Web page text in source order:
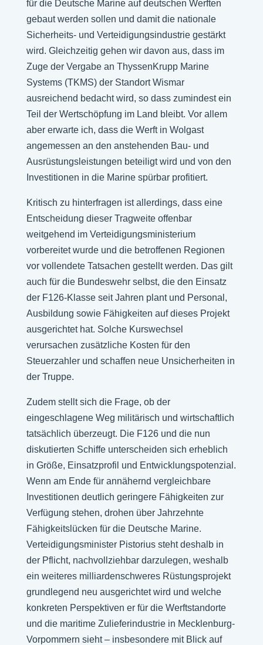
für die Deutsche Marine auf deutschen Werften
gebaut werden sollen und damit die nationale
Sicherheits- und Verteidigungsindustrie gestärkt
wird. Gleichzeitig gehen wir davon aus, dass im
Zuge der Vergabe an ThyssenKrupp Marine
Systems (TKMS) der Standort Wismar
ausreichend bedacht wird, so dass zumindest ein
Teil der Wertschöpfung im Land bleibt. Vor allem
aber erwarte ich, dass die Werft in Wolgast
angemessen an den anstehenden Bau- und
Ausrüstungsleistungen beteiligt wird und von den
Investitionen in die Marine spürbar profitiert.
Kritisch zu hinterfragen ist allerdings, dass eine
Entscheidung dieser Tragweite offenbar
weitgehend im Verteidigungsministerium
vorbereitet wurde und die betroffenen Regionen
vor vollendete Tatsachen gestellt werden. Das gilt
auch für die Bundeswehr selbst, die den Einsatz
der F126-Klasse seit Jahren plant und Personal,
Ausbildung sowie Fähigkeiten auf dieses Projekt
ausgerichtet hat. Solche Kurswechsel
verursachen zusätzliche Kosten für den
Steuerzahler und schaffen neue Unsicherheiten in
der Truppe.
Zudem stellt sich die Frage, ob der
eingeschlagene Weg militärisch und wirtschaftlich
tatsächlich überzeugt. Die F126 und die nun
diskutierten Schiffe unterscheiden sich erheblich
in Größe, Einsatzprofil und Entwicklungspotenzial.
Wenn am Ende für annähernd vergleichbare
Investitionen deutlich geringere Fähigkeiten zur
Verfügung stehen, drohen über Jahrzehnte
Fähigkeitslücken für die Deutsche Marine.
Verteidigungsminister Pistorius steht deshalb in
der Pflicht, nachvollziehbar darzulegen, weshalb
ein weiteres milliardenschweres Rüstungsprojekt
grundlegend neu ausgerichtet wird und welche
konkreten Perspektiven er für die Werftstandorte
und die maritime Zulieferindustrie in Mecklenburg-
Vorpommern sieht – insbesondere mit Blick auf